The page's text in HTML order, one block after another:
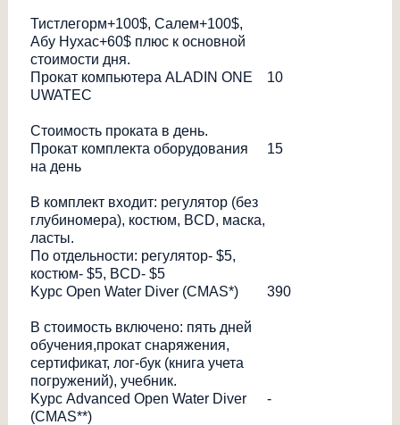
Тистлегорм+100$, Салем+100$,
Абу Нухас+60$ плюс к основной
стоимости дня.
Прокат компьютера ALADIN ONE
UWATEC
Стоимость проката в день.
10
Прокат комплекта оборудования
на день
В комплект входит: регулятор (без
глубиномера), костюм, BCD, маска,
ласты.
По отдельности: регулятор- $5,
костюм- $5, BCD- $5
15
Kурс Open Water Diver (CMAS*)
В стоимость включено: пять дней
обучения,прокат снаряжения,
сертификат, лог-бук (книга учета
погружений), учебник.
390
Kурс Advanced Open Water Diver
(CMAS**)
-